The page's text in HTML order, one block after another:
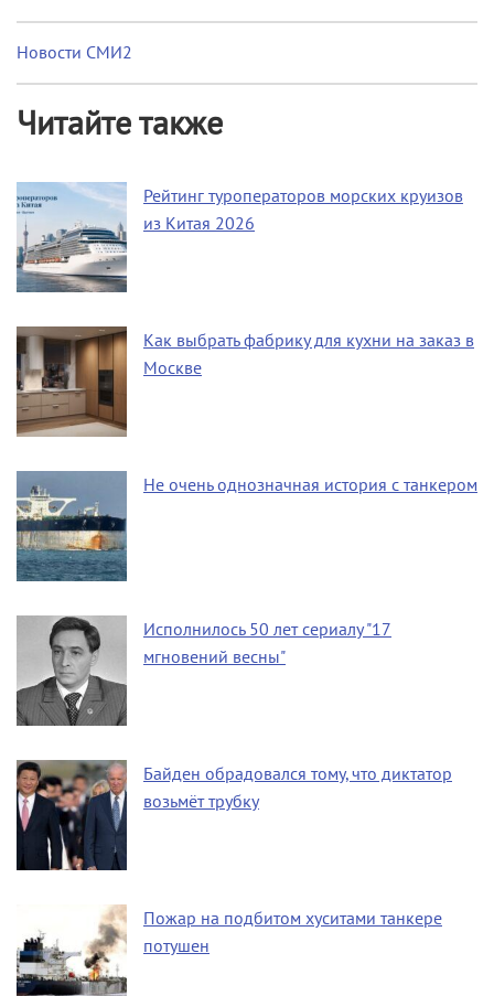
Новости СМИ2
Читайте также
Рейтинг туроператоров морских круизов
из Китая 2026
Как выбрать фабрику для кухни на заказ в
Москве
Не очень однозначная история с танкером
Исполнилось 50 лет сериалу "17
мгновений весны"
Байден обрадовался тому, что диктатор
возьмёт трубку
Пожар на подбитом хуситами танкере
потушен